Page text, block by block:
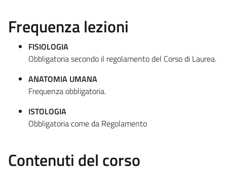
Frequenza lezioni
FISIOLOGIA
Obbligatoria secondo il regolamento del Corso di Laurea.
ANATOMIA UMANA
Frequenza obbligatoria.
ISTOLOGIA
Obbligatoria come da Regolamento
Contenuti del corso